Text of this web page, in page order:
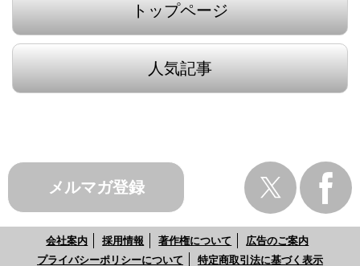
トップページ
人気記事
メルマガ登録
会社案内 採用情報 著作権について
広告のご案内
プライバシーポリシーについて
特定商取引法に基づく表示